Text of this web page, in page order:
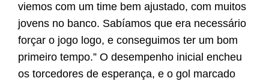
viemos com um time bem ajustado, com muitos
jovens no banco. Sabíamos que era necessário
forçar o jogo logo, e conseguimos ter um bom
primeiro tempo.” O desempenho inicial encheu
os torcedores de esperança, e o gol marcado